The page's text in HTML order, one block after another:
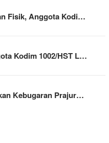
Fisik, Anggota Kodi…
Kodim 1002/HST L…
Kebugaran Prajur…